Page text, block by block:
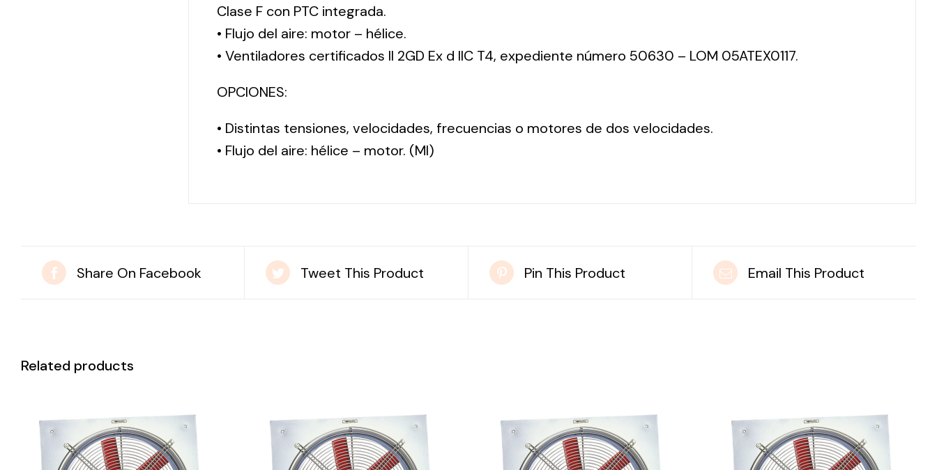
Clase F con PTC integrada.
• Flujo del aire: motor – hélice.
• Ventiladores certificados II 2GD Ex d IIC T4, expediente número 50630 – LOM 05ATEX0117.
OPCIONES:
• Distintas tensiones, velocidades, frecuencias o motores de dos velocidades.
• Flujo del aire: hélice – motor. (MI)
Share On Facebook Tweet This Product Pin This Product Email This Product
Related products